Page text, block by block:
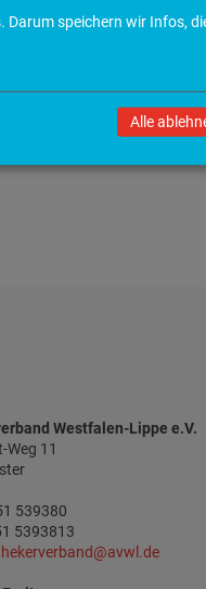
Ihre
Anne
Westfalen-Lippe e.V.
Weg 11
539380
5393813
Darum speichern wir Infos,
Alle